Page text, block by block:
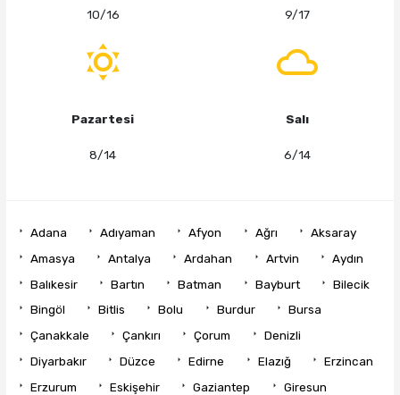
10/16 9/17
Pazartesi
8/14
Salı
6/14
Adana Adıyaman Afyon Ağrı
Aksaray
Amasya
Antalya Ardahan Artvin
Aydın
Balıkesir
Bartın Batman Bayburt
Bilecik
Bingöl
Bitlis Bolu Burdur
Bursa
Çanakkale
Çankırı Çorum
Denizli
Diyarbakır
Düzce Edirne Elazığ
Erzincan
Erzurum
Eskişehir Gaziantep
Giresun